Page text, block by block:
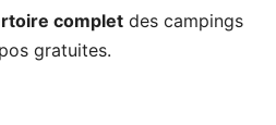
complet des campings
gratuites.